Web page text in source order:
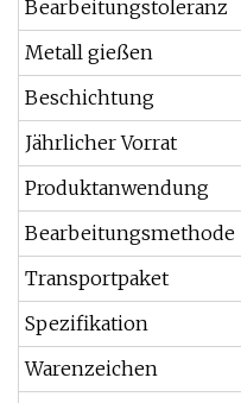
Bearbeitungstoleranz
Metall gießen
Beschichtung
Jährlicher Vorrat
Produktanwendung
Bearbeitungsmethode
Transportpaket
Spezifikation
Warenzeichen